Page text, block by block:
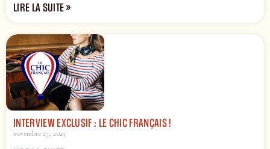
LIRE LA SUITE »
INTERVIEW EXCLUSIF : LE CHIC FRANÇAIS !
novembre 27, 2025